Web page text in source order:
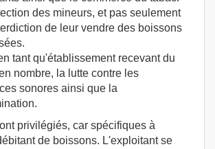
des mineurs, et pas seulement
de leur vendre des boissons
tant qu'établissement recevant du
nombre, la lutte contre les
sonores ainsi que la
privilégiés, car spécifiques à
de boissons. L'exploitant se